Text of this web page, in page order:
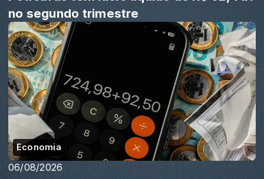
no segundo trimestre
Economia
06/08/2026